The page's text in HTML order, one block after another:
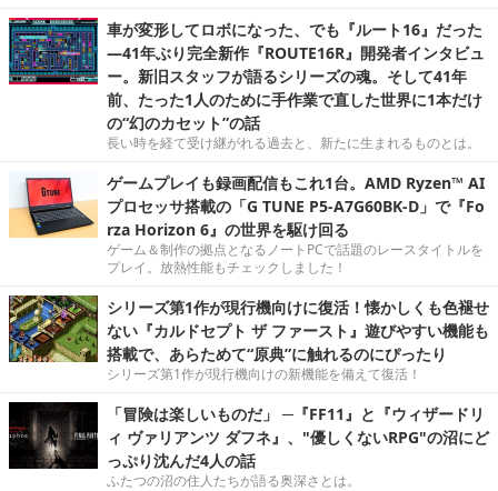
車が変形してロボになった、でも『ルート16』だった
―41年ぶり完全新作『ROUTE16R』開発者インタビュ
ー。新旧スタッフが語るシリーズの魂。そして41年
前、たった1人のために手作業で直した世界に1本だけ
の“幻のカセット”の話
長い時を経て受け継がれる過去と、新たに生まれるものとは。
ゲームプレイも録画配信もこれ1台。AMD Ryzen™ AI
プロセッサ搭載の「G TUNE P5-A7G60BK-D」で『Fo
rza Horizon 6』の世界を駆け回る
ゲーム＆制作の拠点となるノートPCで話題のレースタイトルを
プレイ。放熱性能もチェックしました！
シリーズ第1作が現行機向けに復活！懐かしくも色褪せ
ない『カルドセプト ザ ファースト』遊びやすい機能も
搭載で、あらためて“原典”に触れるのにぴったり
シリーズ第1作が現行機向けの新機能を備えて復活！
「冒険は楽しいものだ」 ─『FF11』と『ウィザードリ
ィ ヴァリアンツ ダフネ』、"優しくないRPG"の沼にど
っぷり沈んだ4人の話
ふたつの沼の住人たちが語る奥深さとは。